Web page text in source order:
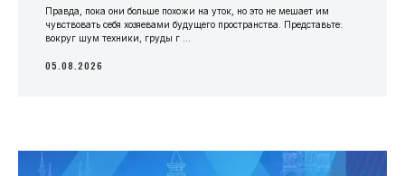
Правда, пока они больше похожи на уток, но это не мешает им
чувствовать себя хозяевами будущего пространства. Представьте:
вокруг шум техники, груды г ...
05.08.2026